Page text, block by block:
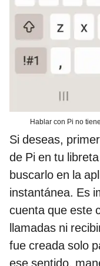
Hablar con Pi no
Si deseas,
de Pi en tu
buscarlo en la
instantánea. Es
cuenta que este
llamadas ni
fue creada solo